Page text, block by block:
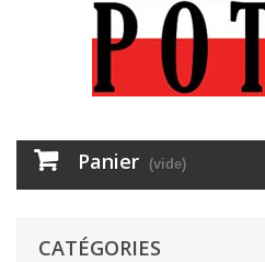
Panier (vide)
CATÉGORIES